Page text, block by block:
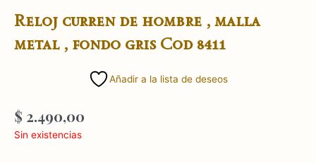
Reloj curren de hombre , malla
metal , fondo gris Cod 8411
Añadir a la lista de deseos
$ 2.490,00
Sin existencias